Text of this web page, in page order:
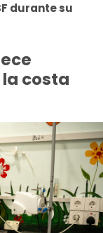
durante su
costa